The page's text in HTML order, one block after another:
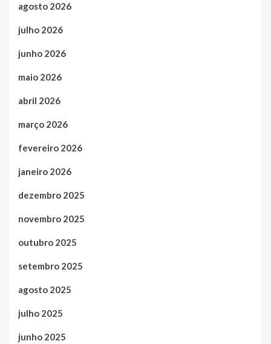
agosto 2026
julho 2026
junho 2026
maio 2026
abril 2026
março 2026
fevereiro 2026
janeiro 2026
dezembro 2025
novembro 2025
outubro 2025
setembro 2025
agosto 2025
julho 2025
junho 2025